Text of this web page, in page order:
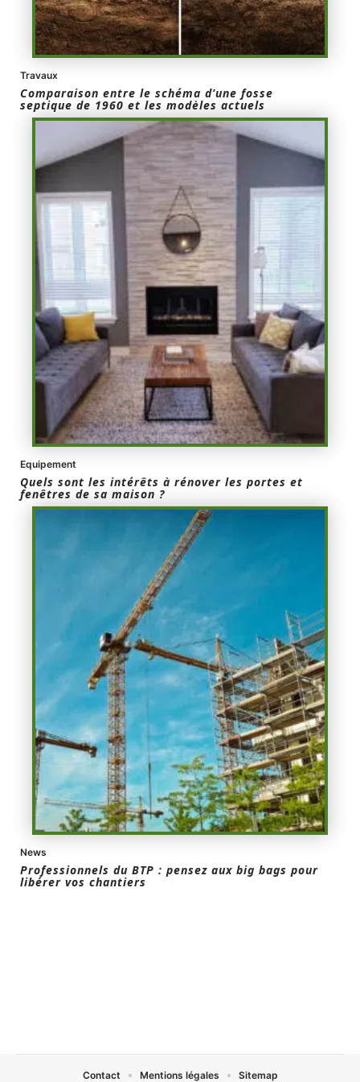
Travaux
Comparaison entre le schéma d’une fosse
septique de 1960 et les modèles actuels
Equipement
Quels sont les intérêts à rénover les portes et
fenêtres de sa maison ?
News
Professionnels du BTP : pensez aux big bags pour
libérer vos chantiers
Contact Mentions légales Sitemap